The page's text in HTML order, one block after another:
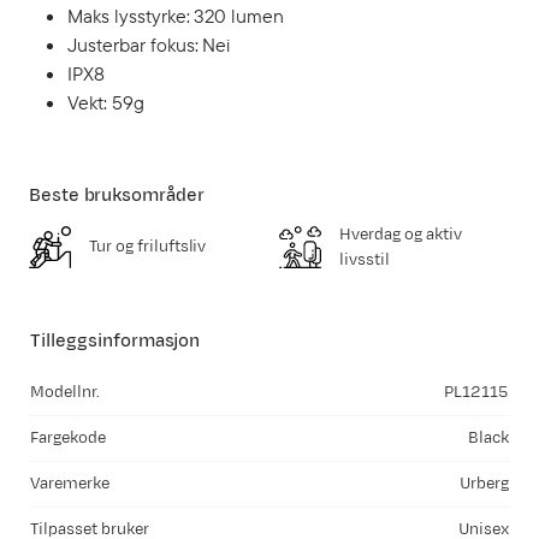
Maks lysstyrke: 320 lumen
Justerbar fokus: Nei
IPX8
Vekt: 59g
Tilleggsinformasjon
Modellnr. PL12115
Fargekode Black
Varemerke Urberg
Tilpasset bruker Unisex
Beste bruksområder
Tur og friluftsliv
Hverdag og aktiv
livsstil